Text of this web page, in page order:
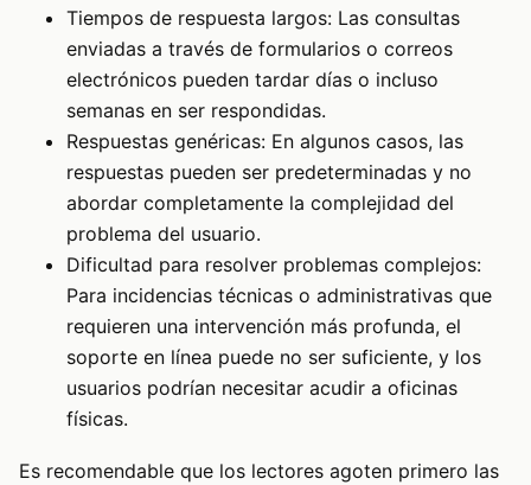
Tiempos de respuesta largos: Las consultas
enviadas a través de formularios o correos
electrónicos pueden tardar días o incluso
semanas en ser respondidas.
Respuestas genéricas: En algunos casos, las
respuestas pueden ser predeterminadas y no
abordar completamente la complejidad del
problema del usuario.
Dificultad para resolver problemas complejos:
Para incidencias técnicas o administrativas que
requieren una intervención más profunda, el
soporte en línea puede no ser suficiente, y los
usuarios podrían necesitar acudir a oficinas
físicas.
Es recomendable que los lectores agoten primero las